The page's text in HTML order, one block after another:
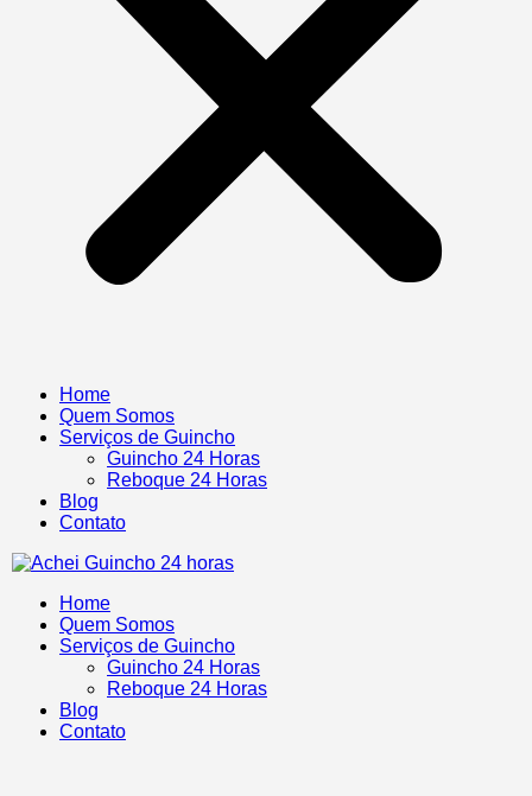
Home
Quem Somos
Serviços de Guincho
Guincho 24 Horas
Reboque 24 Horas
Blog
Contato
Home
Quem Somos
Serviços de Guincho
Guincho 24 Horas
Reboque 24 Horas
Blog
Contato